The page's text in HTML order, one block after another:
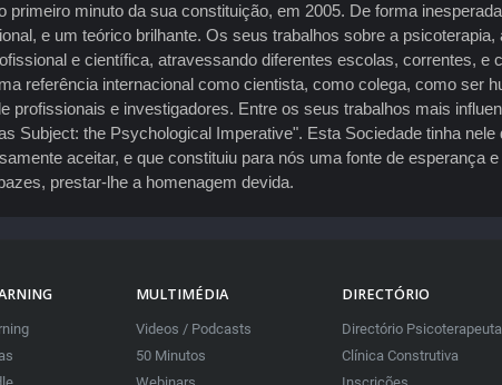
minuto da sua constituição, em 2005. De forma
e um teórico brilhante. Os seus trabalhos sobre a psicoterapia,
e científica, atravessando diferentes escolas, correntes, e
referência internacional como cientista, como colega, como ser
e investigadores. Entre os seus trabalhos mais
Subject: the Psychological Imperative". Esta Sociedade tinha nele
aceitar, e que constituiu para nós uma fonte de esperança
prestar-lhe a homenagem devida.
MULTIMÉDIA
Videos / Podcasts
50 Minutos
DIRECTÓRIO
Directório
Clínica Construtiva